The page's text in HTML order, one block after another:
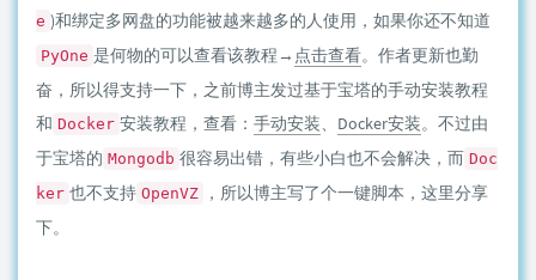
e )和绑定多网盘的功能被越来越多的人使用，如果你还不知道
PyOne 是何物的可以查看该教程→ 点击查看。作者更新也勤
奋，所以得支持一下，之前博主发过基于宝塔的手动安装教程
和 Docker 安装教程，查看： 手动安装、 Docker安装。不过由
于宝塔的 Mongodb 很容易出错，有些小白也不会解决，而 Doc
ker 也不支持 OpenVZ
，所以博主写了个一键脚本，这里分享
下。